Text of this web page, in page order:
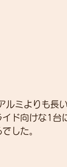
ルミよりも長
ド向けな1台
した。